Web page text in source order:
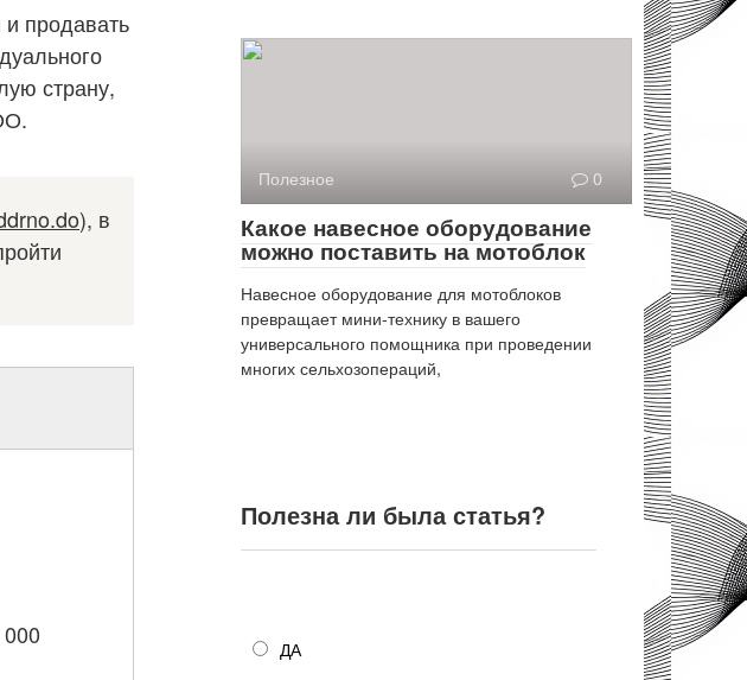
и продавать
страну,
), в
Полезное 0
Какое навесное оборудование
можно поставить на мотоблок
Навесное оборудование для мотоблоков
превращает мини-технику в вашего
универсального помощника при проведении
многих сельхозопераций,
Полезна ли была статья?
ДА